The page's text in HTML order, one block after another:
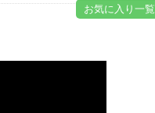
お気に入り一覧